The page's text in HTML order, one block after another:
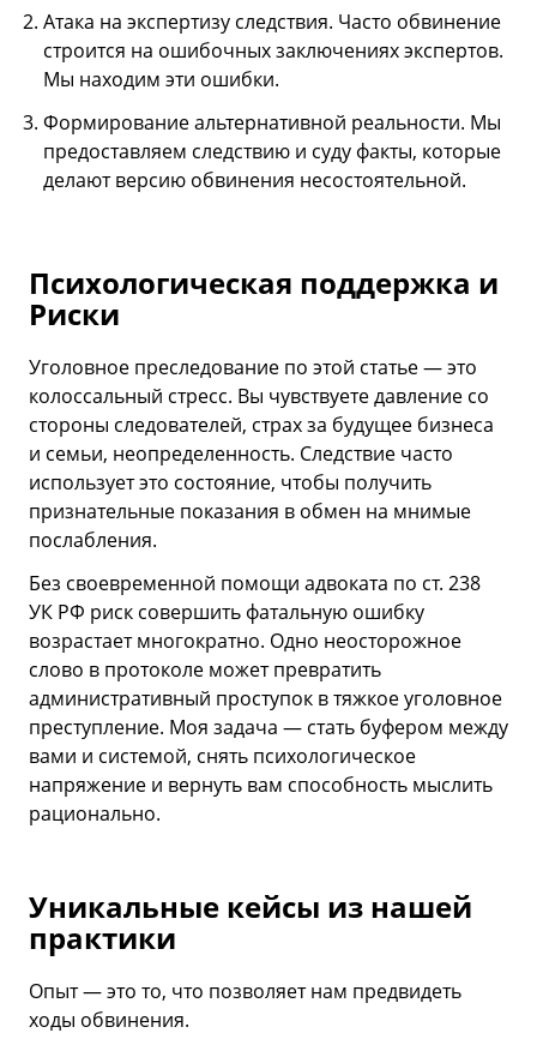
Атака на экспертизу следствия. Часто обвинение
строится на ошибочных заключениях экспертов.
Мы находим эти ошибки.
Формирование альтернативной реальности. Мы
предоставляем следствию и суду факты, которые
делают версию обвинения несостоятельной.
Психологическая поддержка и
Риски
Уголовное преследование по этой статье — это
колоссальный стресс. Вы чувствуете давление со
стороны следователей, страх за будущее бизнеса
и семьи, неопределенность. Следствие часто
использует это состояние, чтобы получить
признательные показания в обмен на мнимые
послабления.
Без своевременной помощи адвоката по ст. 238
УК РФ риск совершить фатальную ошибку
возрастает многократно. Одно неосторожное
слово в протоколе может превратить
административный проступок в тяжкое уголовное
преступление. Моя задача — стать буфером между
вами и системой, снять психологическое
напряжение и вернуть вам способность мыслить
рационально.
Уникальные кейсы из нашей
практики
Опыт — это то, что позволяет нам предвидеть
ходы обвинения.